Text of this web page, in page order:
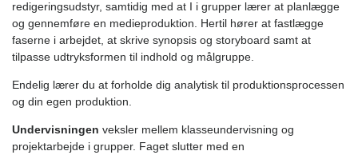
redigeringsudstyr, samtidig med at I i grupper lærer at planlægge
og gennemføre en medieproduktion. Hertil hører at fastlægge
faserne i arbejdet, at skrive synopsis og storyboard samt at
tilpasse udtryksformen til indhold og målgruppe.
Endelig lærer du at forholde dig analytisk til produktionsprocessen
og din egen produktion.
Undervisningen veksler mellem klasseundervisning og
projektarbejde i grupper. Faget slutter med en